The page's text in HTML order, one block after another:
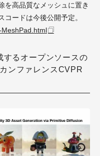
を高品質なメッシュに置き
ードは今後公開予定。
るオープンソースの
ンファレンスCVPR